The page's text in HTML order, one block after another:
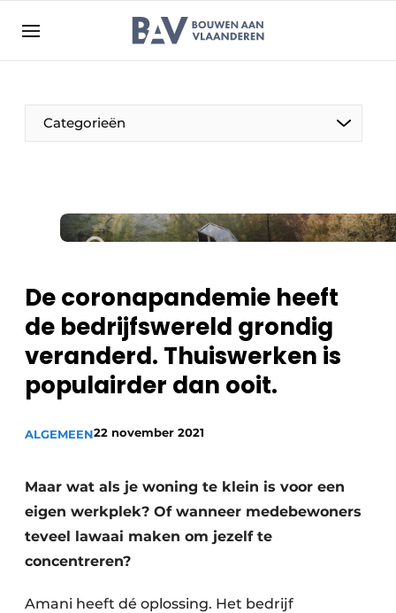
Bedrijven
Bouwen aan Vlaanderen | Platform voor de bouw
Evenement aanmelden
Meest gelezen
Nieuwsbrief
Podcasts
Privacy / Cookie statement
Aanmelden
Bedrijven
Bedrijven
Contact
Categorieën
Akoestiek
Beton & Staalbouw
Brandveiligheid
BIM
Evenementen
De coronapandemie heeft
de bedrijfswereld grondig
veranderd. Thuiswerken is
populairder dan ooit.
ALGEMEEN22 november 2021
Maar wat als je woning te klein is voor een
eigen werkplek? Of wanneer medebewoners
teveel lawaai maken om jezelf te
concentreren?
Amani heeft dé oplossing. Het bedrijf